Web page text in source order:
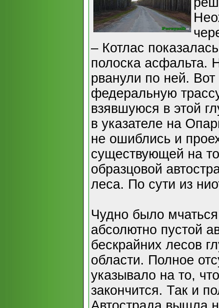
– Котлас
полоска асфальта.
рванули по ней.
федеральную
взявшуюся в этой
в указателе на
не ошиблись и
существующей на
образцовой
леса. По сути из
Чудно было
абсолютно пустой
бескрайних лесов
области. Полное
указывало на то,
закончится. Так и